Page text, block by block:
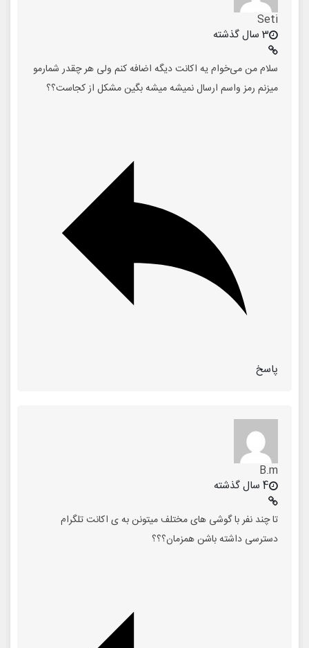
Seti
3 سال گذشته
سلام من می‌خوام یه اکانت دیگه اضافه کنم ولی هر چقدر شمارمو
میزنم رمز واسم ارسال نمیشه میشه بگین مشکل از کجاست؟؟
پاسخ
B.m
4 سال گذشته
تا چند نفر با گوشی های مختلف میتونن به ی اکانت تلگرام
دسترسی داشته باشن همزمان؟؟؟